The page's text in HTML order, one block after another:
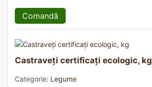
Comandă
Castraveți certificați ecologic, kg
Categorie: Legume